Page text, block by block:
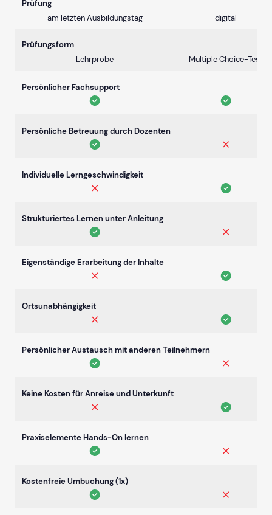
Prüfung
am letzten Ausbildungstag
digital
Prüfungsform
Lehrprobe
Multiple Choice-Test
Persönlicher Fachsupport
Persönliche Betreuung durch Dozenten
Individuelle Lerngeschwindigkeit
Strukturiertes Lernen unter Anleitung
Eigenständige Erarbeitung der Inhalte
Ortsunabhängigkeit
Persönlicher Austausch mit anderen Teilnehmern
Keine Kosten für Anreise und Unterkunft
Praxiselemente Hands-On lernen
Kostenfreie Umbuchung (1x)